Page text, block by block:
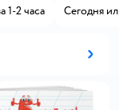
1-2 часа Сегодня